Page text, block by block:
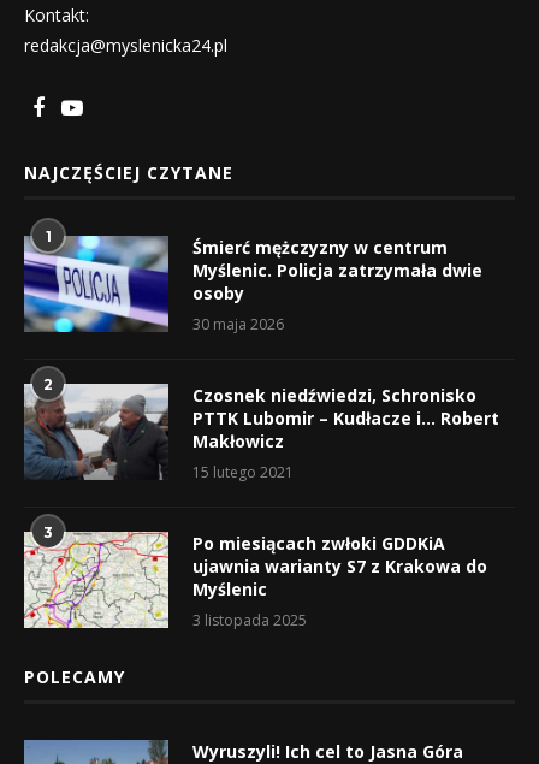
Kontakt:
redakcja@myslenicka24.pl
NAJCZĘŚCIEJ CZYTANE
1
Śmierć mężczyzny w centrum
Myślenic. Policja zatrzymała dwie
osoby
30 maja 2026
2
Czosnek niedźwiedzi, Schronisko
PTTK Lubomir – Kudłacze i… Robert
Makłowicz
15 lutego 2021
3
Po miesiącach zwłoki GDDKiA
ujawnia warianty S7 z Krakowa do
Myślenic
3 listopada 2025
POLECAMY
Wyruszyli! Ich cel to Jasna Góra